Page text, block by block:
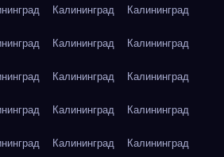
Калининград Калининград
Калининград Калининград
Калининград Калининград
Калининград Калининград
Калининград Калининград